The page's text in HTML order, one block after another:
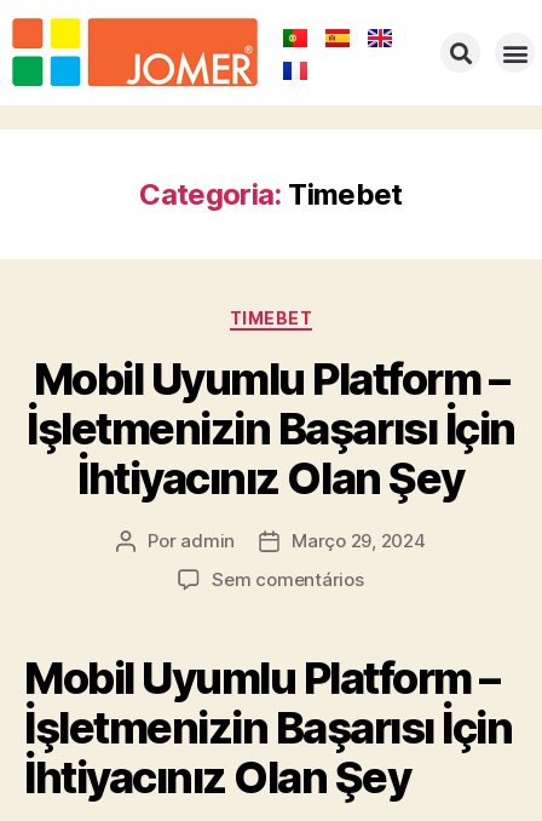
Categoria: Timebet
TIMEBET
Mobil Uyumlu Platform –
İşletmenizin Başarısı İçin
İhtiyacınız Olan Şey
Por admin
Março 29, 2024
Sem comentários
Mobil Uyumlu Platform –
İşletmenizin Başarısı İçin
İhtiyacınız Olan Şey